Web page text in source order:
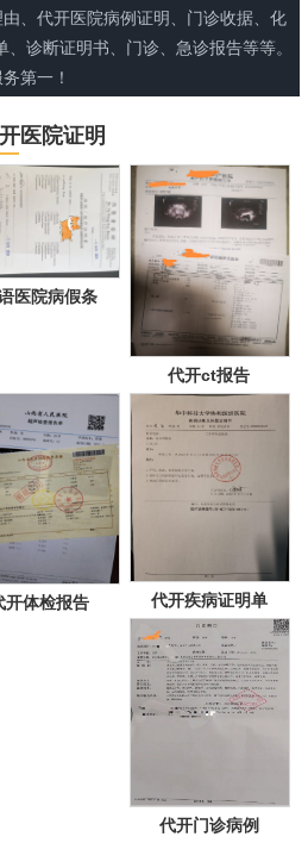
、代开医院病例证明、门诊收据、化
诊断证明书、门诊、急诊报告等等。
第一！
医院证明
医院病假条
代开ct报告
开体检报告 代开疾病证明单
代开门诊病例